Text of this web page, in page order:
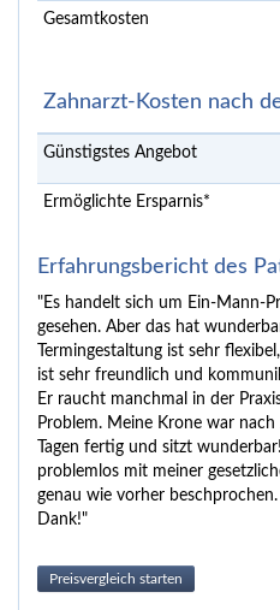
Gesamtkosten
Zahnarzt-Kosten nach
Günstigstes Angebot
Ermöglichte Ersparnis*
Erfahrungsbericht des
"Es handelt sich um Ein-Mann-
gesehen. Aber das hat
Termingestaltung ist sehr
ist sehr freundlich und
Er raucht manchmal in der
Problem. Meine Krone war
Tagen fertig und sitzt
problemlos mit meiner
genau wie vorher
Dank!"
Preisvergleich starten